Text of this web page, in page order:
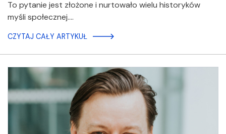
To pytanie jest złożone i nurtowało wielu historyków
myśli społecznej.…
CZYTAJ CAŁY ARTYKUŁ